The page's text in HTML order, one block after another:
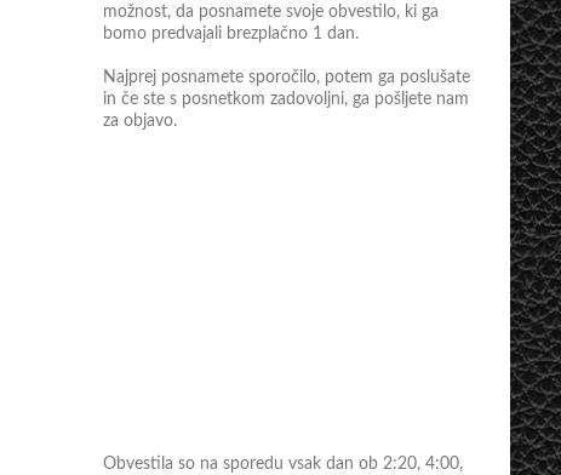
možnost, da posnamete svoje obvestilo, ki ga
bomo predvajali brezplačno 1 dan.
Najprej posnamete sporočilo, potem ga poslušate
in če ste s posnetkom zadovoljni, ga pošljete nam
za objavo.
Obvestila so na sporedu vsak dan ob 2:20, 4:00,